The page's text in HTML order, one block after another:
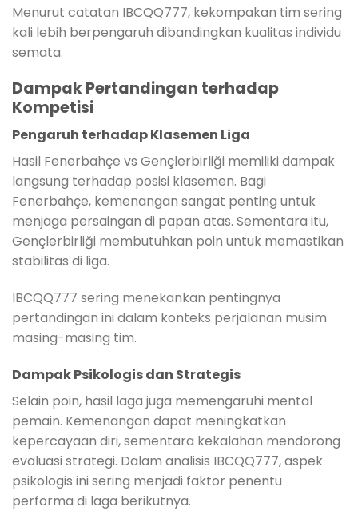
Menurut catatan IBCQQ777, kekompakan tim sering
kali lebih berpengaruh dibandingkan kualitas individu
semata.
Dampak Pertandingan terhadap
Kompetisi
Pengaruh terhadap Klasemen Liga
Hasil Fenerbahçe vs Gençlerbirliği memiliki dampak
langsung terhadap posisi klasemen. Bagi
Fenerbahçe, kemenangan sangat penting untuk
menjaga persaingan di papan atas. Sementara itu,
Gençlerbirliği membutuhkan poin untuk memastikan
stabilitas di liga.
IBCQQ777 sering menekankan pentingnya
pertandingan ini dalam konteks perjalanan musim
masing-masing tim.
Dampak Psikologis dan Strategis
Selain poin, hasil laga juga memengaruhi mental
pemain. Kemenangan dapat meningkatkan
kepercayaan diri, sementara kekalahan mendorong
evaluasi strategi. Dalam analisis IBCQQ777, aspek
psikologis ini sering menjadi faktor penentu
performa di laga berikutnya.